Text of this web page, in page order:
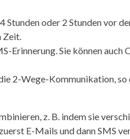
Stunden oder 2 Stunden vor
Zeit.
Erinnerung. Sie können auch
2-Wege-Kommunikation, so
z. B. indem sie
E-Mails und dann SMS